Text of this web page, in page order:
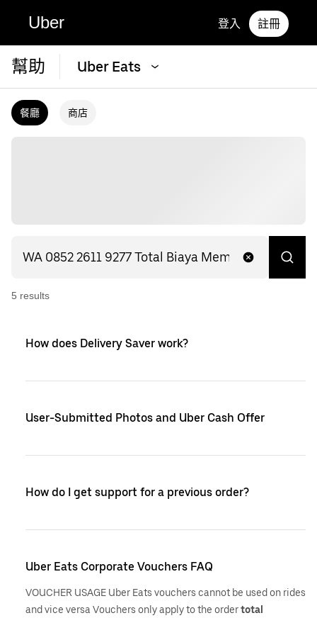
Uber 登入 註冊
幫助 Uber Eats
餐廳 商店
5 results
How does Delivery Saver work?
User-Submitted Photos and Uber Cash Offer
How do I get support for a previous order?
Uber Eats Corporate Vouchers FAQ
VOUCHER USAGE Uber Eats vouchers cannot be used on rides
and vice versa Vouchers only apply to the ordertotal